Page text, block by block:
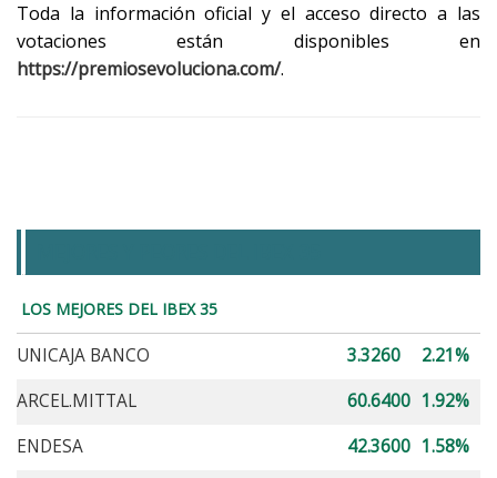
Toda la información oficial y el acceso directo a las
votaciones están disponibles en
https://premiosevoluciona.com/.
LOS MEJORES DEL IBEX 35
UNICAJA BANCO 3.3260
2.21%
ARCEL.MITTAL
60.6400 1.92%
ENDESA
42.3600 1.58%